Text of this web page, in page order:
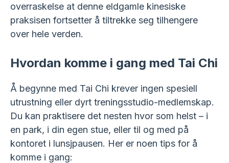
overraskelse at denne eldgamle kinesiske
praksisen fortsetter å tiltrekke seg tilhengere
over hele verden.
Hvordan komme i gang med Tai Chi
Å begynne med Tai Chi krever ingen spesiell
utrustning eller dyrt treningsstudio-medlemskap.
Du kan praktisere det nesten hvor som helst – i
en park, i din egen stue, eller til og med på
kontoret i lunsjpausen. Her er noen tips for å
komme i gang: